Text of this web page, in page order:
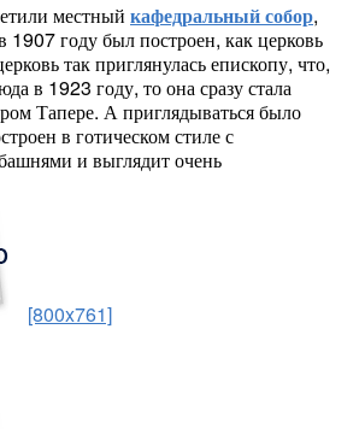
местный кафедральный собор,
1907 году был построен, как церковь
так приглянулась епископу, что,
в 1923 году, то она сразу стала
Тапере. А приглядываться было
в готическом стиле с
и выглядит очень
[800x761]